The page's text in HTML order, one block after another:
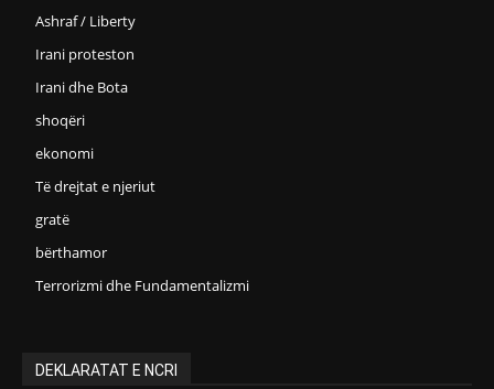
Ashraf / Liberty
Irani proteston
Irani dhe Bota
shoqëri
ekonomi
Të drejtat e njeriut
gratë
bërthamor
Terrorizmi dhe Fundamentalizmi
DEKLARATAT E NCRI